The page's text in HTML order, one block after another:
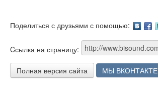
Поделиться с друзьями с помощью:
Cсылка на страницу:
Полная версия сайта МЫ ВКОНТАКТЕ